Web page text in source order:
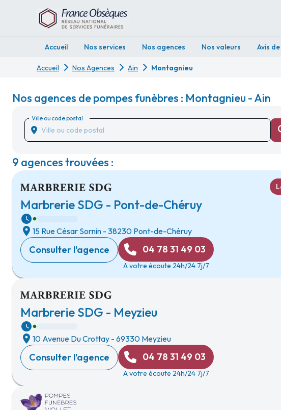
Accueil Nos services Nos agences Nos valeurs Avis
Accueil Nos Agences Ain Montagnieu
Nos agences de pompes funèbres : Montagnieu - Ain
Ville ou code postal
9 agences trouvées :
Marbrerie SDG - Pont-de-Chéruy
15 Rue César Sornin - 38230 Pont-de-Chéruy
Consulter l'agence 04 78 31 49 03
A votre écoute 24h/24 7j/7
Marbrerie SDG - Meyzieu
10 Avenue Du Crottay - 69330 Meyzieu
Consulter l'agence 04 78 31 49 03
A votre écoute 24h/24 7j/7